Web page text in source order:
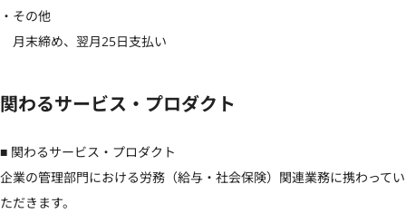
・その他
月末締め、翌月25日支払い
関わるサービス・プロダクト
■ 関わるサービス・プロダクト
企業の管理部門における労務（給与・社会保険）関連業務に携わってい
ただきます。